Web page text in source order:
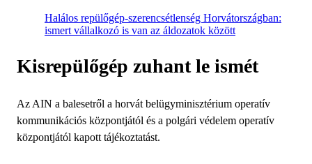
Halálos repülőgép-szerencsétlenség Horvátországban:
ismert vállalkozó is van az áldozatok között
Kisrepülőgép zuhant le ismét
Az AIN a balesetről a horvát belügyminisztérium operatív
kommunikációs központjától és a polgári védelem operatív
központjától kapott tájékoztatást.